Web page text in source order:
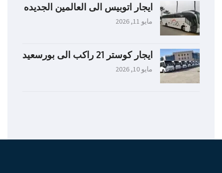
ايجار اتوبيس الى العالمين الجديده
مايو 11, 2026
ايجار كوستر 21 راكب الى بورسعيد
مايو 10, 2026